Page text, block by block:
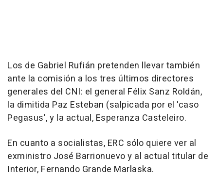
Los de Gabriel Rufián pretenden llevar también
ante la comisión a los tres últimos directores
generales del CNI: el general Félix Sanz Roldán,
la dimitida Paz Esteban (salpicada por el 'caso
Pegasus', y la actual, Esperanza Casteleiro.
En cuanto a socialistas, ERC sólo quiere ver al
exministro José Barrionuevo y al actual titular de
Interior, Fernando Grande Marlaska.